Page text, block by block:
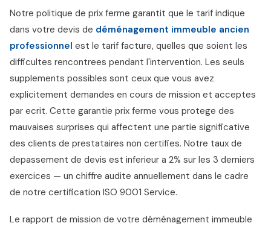
Notre politique de prix ferme garantit que le tarif indique
dans votre devis de déménagement immeuble ancien
professionnel est le tarif facture, quelles que soient les
difficultes rencontrees pendant l'intervention. Les seuls
supplements possibles sont ceux que vous avez
explicitement demandes en cours de mission et acceptes
par ecrit. Cette garantie prix ferme vous protege des
mauvaises surprises qui affectent une partie significative
des clients de prestataires non certifies. Notre taux de
depassement de devis est inferieur a 2% sur les 3 derniers
exercices — un chiffre audite annuellement dans le cadre
de notre certification ISO 9001 Service.
Le rapport de mission de votre déménagement immeuble